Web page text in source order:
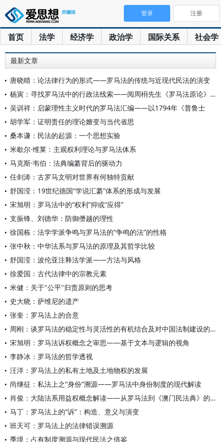
首页 法学 经济学 政治学 国际关系 社会学
登录 注册
最新文章
唐晓晴：论法律行为的形式——罗马法的传统与近现代民法的演变
杨寅：寻找罗马法中的行政法线索——阅周枏先生《罗马法原论》札
吴训祥：启蒙理性主义时代的罗马法汇编——以1794年《普鲁士
胡学军：证明责任的理论嬗变与当代省思
桑本谦：民法的起源：一个思想实验
米歇尔·维莱：主观权利理论与罗马法体系
马克斯·韦伯：法典编纂背后的驱动力
任剑涛：古罗马文明对世界有何独特贡献
舒国滢：19世纪德国“学说汇纂”体系的形成与发展
宋旭明：罗马法中的“权利”抑或“应得”
支振锋、刘德华：防御僭越的理性
徐国栋：法学学派争鸣与罗马法的“争鸣的法”的性格
张中秋：中华法系与罗马法的原理及其哲学比较
舒国滢：波伦亚注释法学派——方法与风格
徐爱国：古代法律中的宗教元素
米健：关于"公平"归责原则的思考
史大晓：萨维尼的遗产
张奎：罗马法上的合意
周刚：谈罗马法的稳定性与灵活性的有机结合及对中国法制建设的启
宋旭明：罗马法诉权概念之审思——基于文本与逻辑的视角
李静冰：罗马法的哲学透视
汪洋：罗马法上的私有土地及土地物权的发展
尚继征：私法上之“身份”溯源——罗马法中身份制度的现代解读
肖俊：大陆法系用益权概念解读——从罗马法到《澳门民法典》的考
马丁：罗马法上的“诉”：构造、意义与演变
班天可：罗马法上的法律错误溯源
季境：占有制度溯源与现代民法之借鉴